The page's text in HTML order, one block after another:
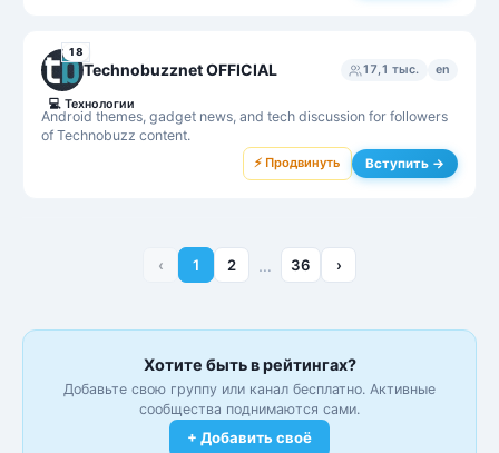
18
Technobuzznet OFFICIAL 17,1 тыс. en
Android themes, gadget news, and tech discussion for followers
of Technobuzz content.
💻 Технологии
⚡ Продвинуть Вступить →
‹ 1 2 … 36 ›
Хотите быть в рейтингах?
Добавьте свою группу или канал бесплатно. Активные
сообщества поднимаются сами.
+ Добавить своё